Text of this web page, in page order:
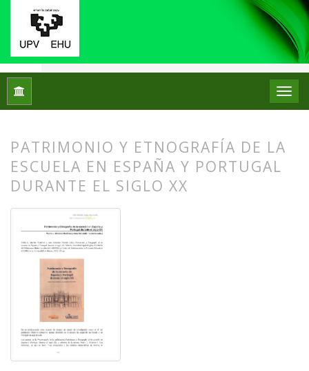
Inicio Reseñas bibliográficas
PATRIMONIO Y ETNOGRAFÍA DE LA
ESCUELA EN ESPAÑA Y PORTUGAL
DURANTE EL SIGLO XX